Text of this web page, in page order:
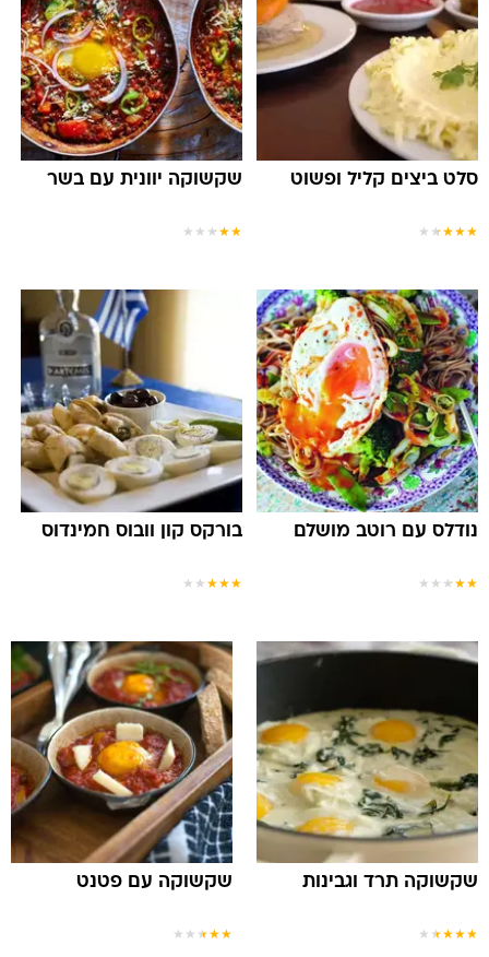
סלט ביצים קליל ופשוט
★
★
★
★
★
שקשוקה יוונית עם בשר
★
★
★
★
★
נודלס עם רוטב מושלם
★
★
★
★
★
בורקס קון וובוס חמינדוס
★
★
★
★
★
שקשוקה תרד וגבינות
★
★
★
★
★
שקשוקה עם פטנט
★
★
★
★
★